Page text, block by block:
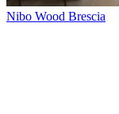
Nibo Wood Brescia